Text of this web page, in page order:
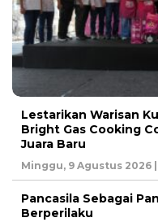
Lestarikan Warisan
Bright Gas Cooking
Juara Baru
Minggu, 9 Agustus 2026 |
Pancasila Sebagai
Berperilaku